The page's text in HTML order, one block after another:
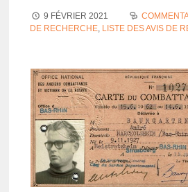
9 FÉVRIER 2021
DE RECHERCHE, LISTE DES AVIS DE